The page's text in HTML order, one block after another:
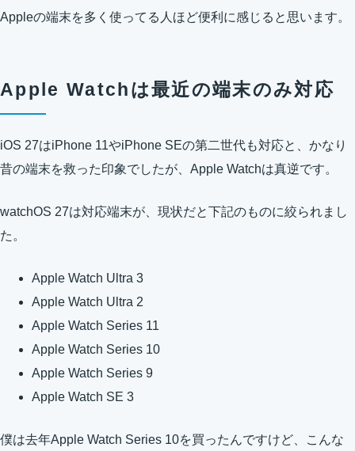
Appleの端末を多く使ってる人ほど便利に感じると思います。
Apple Watchは最近の端末のみ対応
iOS 27はiPhone 11やiPhone SEの第二世代も対応と、かなり
昔の端末を救った印象でしたが、Apple Watchは真逆です。
watchOS 27は対応端末が、現状だと下記のものに絞られまし
た。
Apple Watch Ultra 3
Apple Watch Ultra 2
Apple Watch Series 11
Apple Watch Series 10
Apple Watch Series 9
Apple Watch SE 3
僕は去年Apple Watch Series 10を買ったんですけど、こんな